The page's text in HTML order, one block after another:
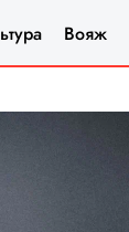
Вояж